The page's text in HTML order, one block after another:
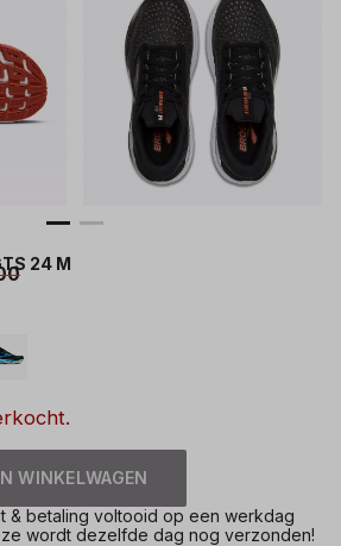
24 M
WINKELWAGEN
& betaling voltooid op een werkdag
wordt dezelfde dag nog verzonden!